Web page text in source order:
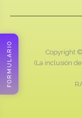
FORMULARIO